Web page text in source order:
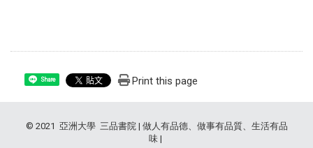
Share Print this page
© 2021 亞洲大學 三品書院 | 做人有品德、做事有品質、生活有品
味 |